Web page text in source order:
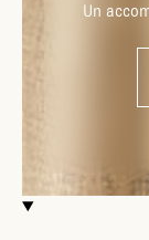
Un